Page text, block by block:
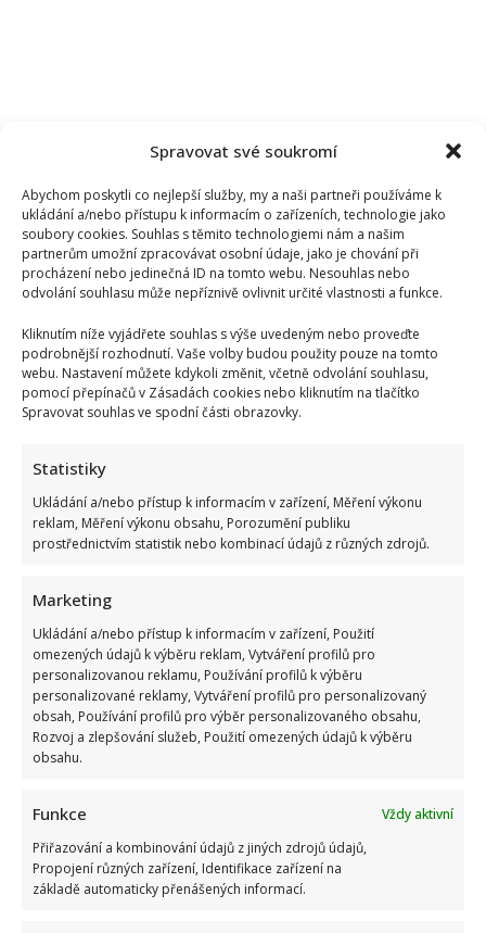
Spravovat své soukromí
Abychom poskytli co nejlepší služby, my a naši partneři používáme k
ukládání a/nebo přístupu k informacím o zařízeních, technologie jako
soubory cookies. Souhlas s těmito technologiemi nám a našim
partnerům umožní zpracovávat osobní údaje, jako je chování při
procházení nebo jedinečná ID na tomto webu. Nesouhlas nebo
odvolání souhlasu může nepříznivě ovlivnit určité vlastnosti a funkce.
Kliknutím níže vyjádřete souhlas s výše uvedeným nebo proveďte
podrobnější rozhodnutí. Vaše volby budou použity pouze na tomto
webu. Nastavení můžete kdykoli změnit, včetně odvolání souhlasu,
pomocí přepínačů v Zásadách cookies nebo kliknutím na tlačítko
Spravovat souhlas ve spodní části obrazovky.
Statistiky
Ukládání a/nebo přístup k informacím v zařízení, Měření výkonu
reklam, Měření výkonu obsahu, Porozumění publiku
prostřednictvím statistik nebo kombinací údajů z různých zdrojů.
Marketing
Ukládání a/nebo přístup k informacím v zařízení, Použití
omezených údajů k výběru reklam, Vytváření profilů pro
personalizovanou reklamu, Používání profilů k výběru
personalizované reklamy, Vytváření profilů pro personalizovaný
obsah, Používání profilů pro výběr personalizovaného obsahu,
Rozvoj a zlepšování služeb, Použití omezených údajů k výběru
obsahu.
Funkce
Vždy aktivní
Přiřazování a kombinování údajů z jiných zdrojů údajů,
Propojení různých zařízení, Identifikace zařízení na
základě automaticky přenášených informací.
by se dostal k bankomatu pomocí 10 otázek
Tragický konec Františka Sahuly: Kytaristu Tří sester
mladíci ubili kvůli banálnímu sporu
Stačila jedna fotka z dovolené, aby se na Babiše snesla další